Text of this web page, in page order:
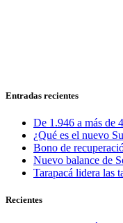
Entradas recientes
De 1.946 a más de
¿Qué es el nuevo
Bono de
Nuevo balance de
Tarapacá lidera las
Recientes